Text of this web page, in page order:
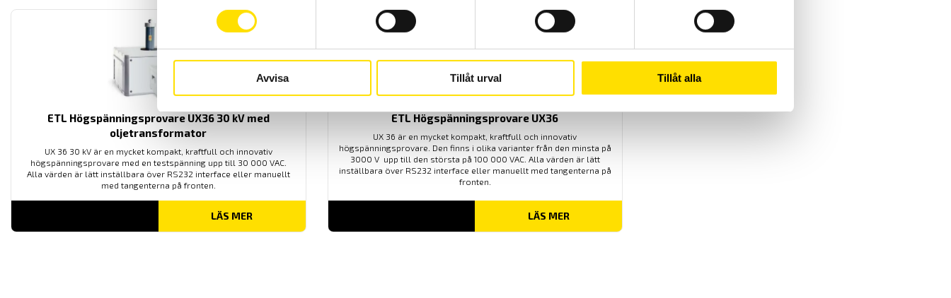
Avvisa Tillåt urval Tillåt alla
ETL Högspänningsprovare UX36 30 kV med
oljetransformator
UX 36 30 kV är en mycket kompakt, kraftfull och innovativ
högspänningsprovare med en testspänning upp till 30 000 VAC.
Alla värden är lätt inställbara över RS232 interface eller manuellt
med tangenterna på fronten.
LÄS MER
ETL Högspänningsprovare UX36
UX 36 är en mycket kompakt, kraftfull och innovativ
högspänningsprovare. Den finns i olika varianter från den minsta på
3000 V upp till den största på 100 000 VAC. Alla värden är lätt
inställbara över RS232 interface eller manuellt med tangenterna på
fronten.
LÄS MER